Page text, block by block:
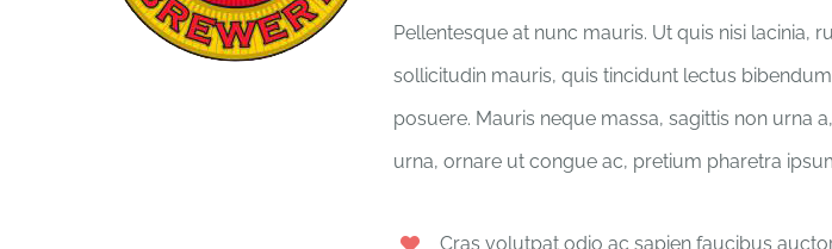
Pellentesque at nunc mauris. Ut quis nisi lacinia,
sollicitudin mauris, quis tincidunt lectus
posuere. Mauris neque massa, sagittis non urna
urna, ornare ut congue ac, pretium pharetra
Cras volutpat odio ac sapien faucibus